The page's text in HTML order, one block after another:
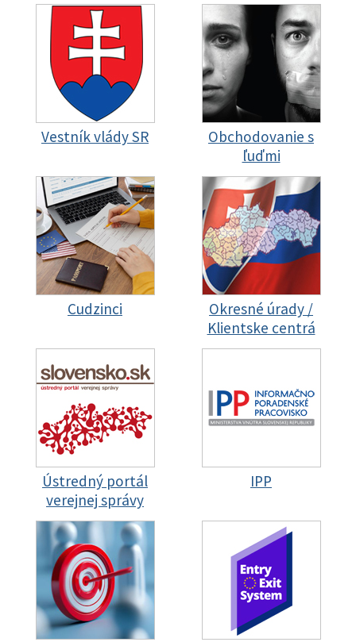
Vestník vlády SR
Obchodovanie s
ľuďmi
Cudzinci
Okresné úrady /
Klientske centrá
Ústredný portál
verejnej správy
IPP